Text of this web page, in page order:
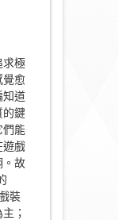
求極
覺愈
知道
的鍵
們能
遊戲
。故
裝
；